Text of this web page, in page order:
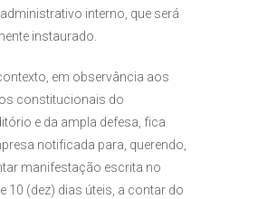
interno, que será
instaurado.
em observância aos
constitucionais do
e da ampla defesa, fica
notificada para, querendo,
manifestação escrita no
10 (dez) dias úteis, a contar do